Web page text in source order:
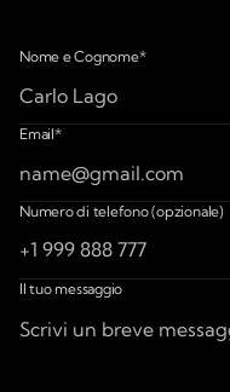
Make an Offer for
Nome e Cognome*
Email*
Numero di telefono (opzionale)
Il tuo messaggio